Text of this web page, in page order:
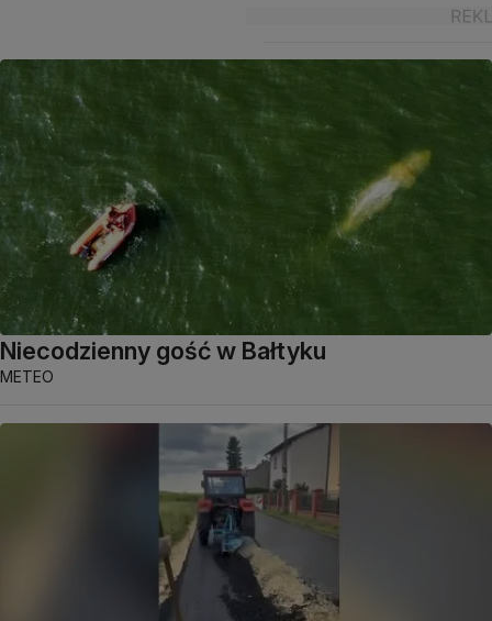
Niecodzienny gość w Bałtyku
METEO